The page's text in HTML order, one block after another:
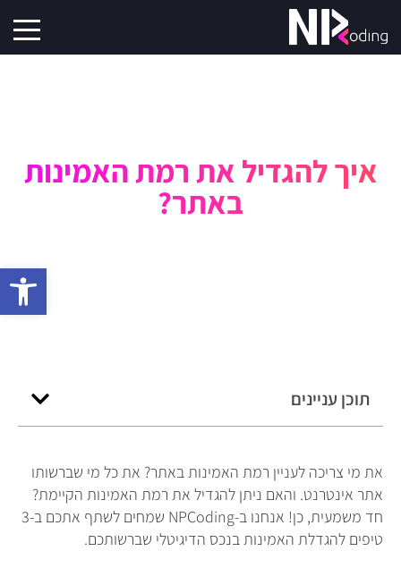
פתח
איך להגדיל את רמת האמינות
באתר?
את מי צריכה לעניין רמת האמינות באתר? את כל מי שברשותו
אתר אינטרנט. והאם ניתן להגדיל את רמת האמינות הקיימת?
חד משמעית, כן! אנחנו ב-NPCoding שמחים לשתף אתכם ב-3
טיפים להגדלת האמינות בנכס הדיגיטלי שברשותכם.
תוכן עניינים